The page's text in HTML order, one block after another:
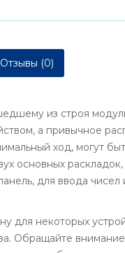
Отзывы (0)
из строя
а привычное
ход, могут
основных
для ввода
для некоторых
Обращайте